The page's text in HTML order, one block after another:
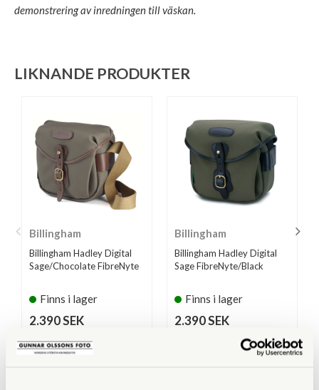
demonstrering av inredningen till väskan.
LIKNANDE PRODUKTER
Billingham
Billingham Hadley Digital
Sage/Chocolate FibreNyte
Finns i lager
2.390 SEK
KÖP
Billingham
Billingham Hadley Digital
Sage FibreNyte/Black
Finns i lager
2.390 SEK
LÄS MER